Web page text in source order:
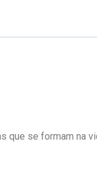
se formam na